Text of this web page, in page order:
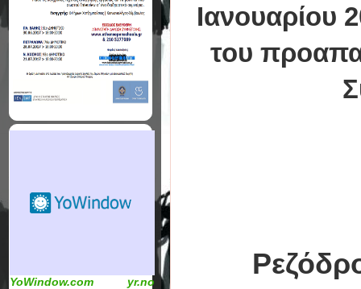
Ιανουαρίου
του
YoWindow.com yr.no